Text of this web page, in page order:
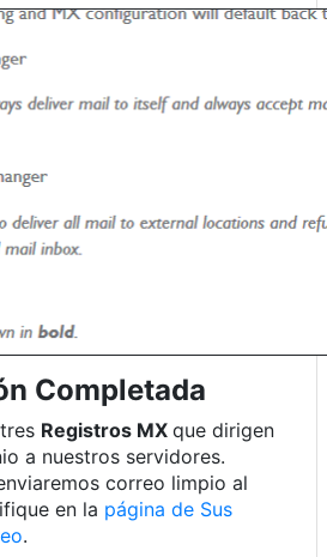
Completada
Registros MX que dirigen
a nuestros servidores.
correo limpio al
en la página de Sus
.